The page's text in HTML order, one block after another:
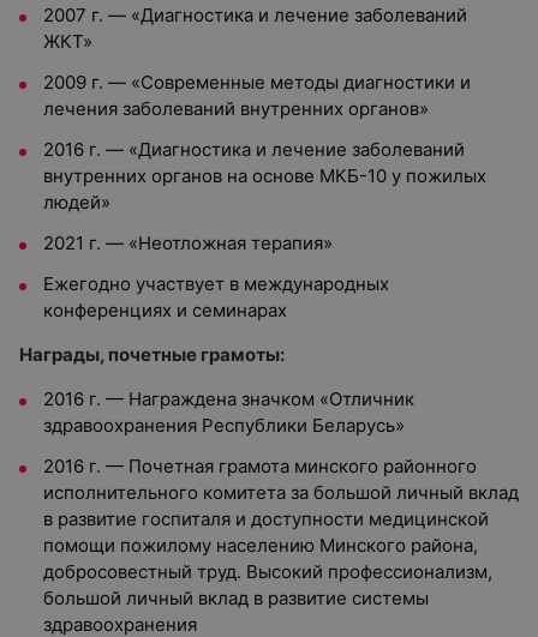
2007 г. — «Диагностика и лечение заболеваний
ЖКТ»
2009 г. — «Современные методы диагностики и
лечения заболеваний внутренних органов»
2016 г. — «Диагностика и лечение заболеваний
внутренних органов на основе МКБ-10 у пожилых
людей»
2021 г. — «Неотложная терапия»
Ежегодно участвует в международных
конференциях и семинарах
Награды, почетные грамоты:
2016 г. — Награждена значком «Отличник
здравоохранения Республики Беларусь»
2016 г. — Почетная грамота минского районного
исполнительного комитета за большой личный вклад
в развитие госпиталя и доступности медицинской
помощи пожилому населению Минского района,
добросовестный труд. Высокий профессионализм,
большой личный вклад в развитие системы
здравоохранения